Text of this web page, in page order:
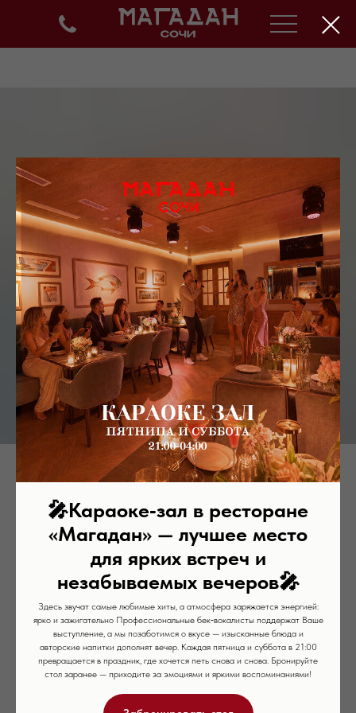
Пирожное картошка
р.
Состав: яйцо, сахар, мука пшеничная, какао, шоколад 54%, белый шоколад,
сливочное масло, сгущеное молоко, сливки, ванильный экстракт, растительное
масло, коньяк Коктебель
Белки, гр: 7,9
Жиры, гр: 32
Углеводы, гр: 41
Энергетическая ценность 100гр. Ккал: 484,8
Weight: 85 g
🎤Караоке‑зал в ресторане
«Магадан» — лучшее место
для ярких встреч и
незабываемых вечеров🎤
Здесь звучат самые любимые хиты, а атмосфера заряжается энергией:
ярко и зажигательно Профессиональные бек‑вокалисты поддержат Ваше
выступление, а мы позаботимся о вкусе — изысканные блюда и
авторские напитки дополнят вечер. Каждая пятница и суббота в 21:00
превращается в праздник, где хочется петь снова и снова. Бронируйте
стол заранее — приходите за эмоциями и яркими воспоминаниями!